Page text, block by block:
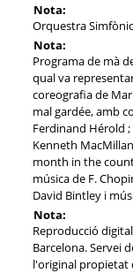
Nota:
Orquestra
Nota:
Programa de mà
qual va
coreografia de
mal gardée, amb
Ferdinand Hérold
Kenneth
month in the
música de F.
David Bintley i
Nota:
Reproducció
Barcelona. Servei
l'original propietat